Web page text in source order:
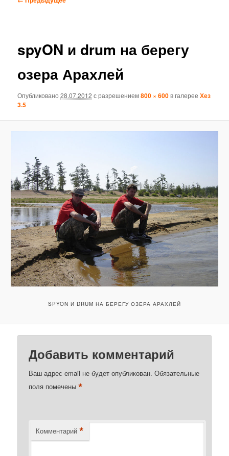
spyON и drum на берегу
озера Арахлей
Опубликовано28.07.2012 с разрешением800 × 600в галерееХез
3.5
SPYON И DRUM НА БЕРЕГУ ОЗЕРА АРАХЛЕЙ
Добавить комментарий
Ваш адрес email не будет опубликован. Обязательные
поля помечены*
Комментарий *